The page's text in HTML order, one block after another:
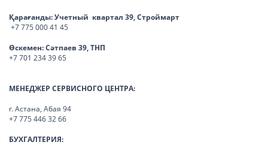
Қарағанды:Учетный квартал 39, Строймарт
+7 775 000 41 45
Өскемен:Сәтпаев 39, ТНП
+7 701 234 39 65
МЕНЕДЖЕР СЕРВИСНОГО ЦЕНТРА:
г. Астана, Абая 94
+7 775 446 32 66
БУХГАЛТЕРИЯ: